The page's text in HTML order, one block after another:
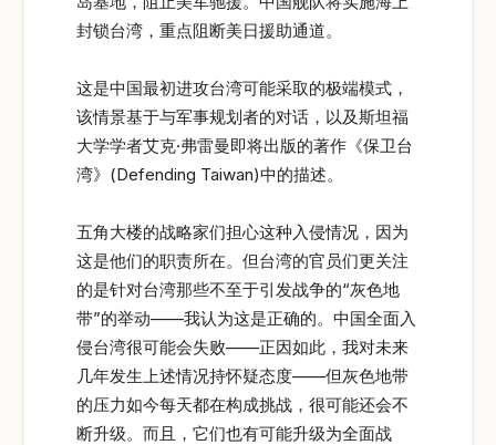
封锁台湾，重点阻断美日援助通道。
这是中国最初进攻台湾可能采取的极端模式，
该情景基于与军事规划者的对话，以及斯坦福
大学学者艾克·弗雷曼即将出版的著作《保卫台
湾》(Defending Taiwan)中的描述。
五角大楼的战略家们担心这种入侵情况，因为
这是他们的职责所在。但台湾的官员们更关注
的是针对台湾那些不至于引发战争的“灰色地
带”的举动——我认为这是正确的。中国全面入
侵台湾很可能会失败——正因如此，我对未来
几年发生上述情况持怀疑态度——但灰色地带
的压力如今每天都在构成挑战，很可能还会不
断升级。而且，它们也有可能升级为全面战